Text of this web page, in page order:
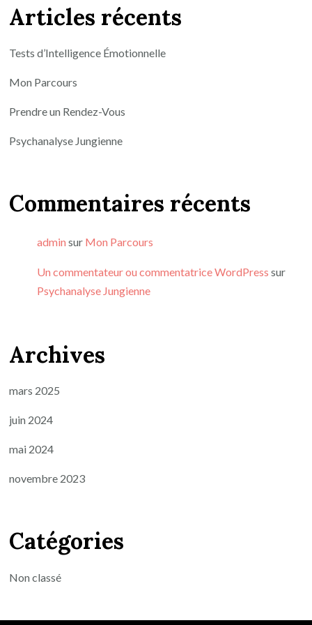
Articles récents
Tests d’Intelligence Émotionnelle
Mon Parcours
Prendre un Rendez-Vous
Psychanalyse Jungienne
Commentaires récents
admin sur Mon Parcours
Un commentateur ou commentatrice WordPress sur
Psychanalyse Jungienne
Archives
mars 2025
juin 2024
mai 2024
novembre 2023
Catégories
Non classé